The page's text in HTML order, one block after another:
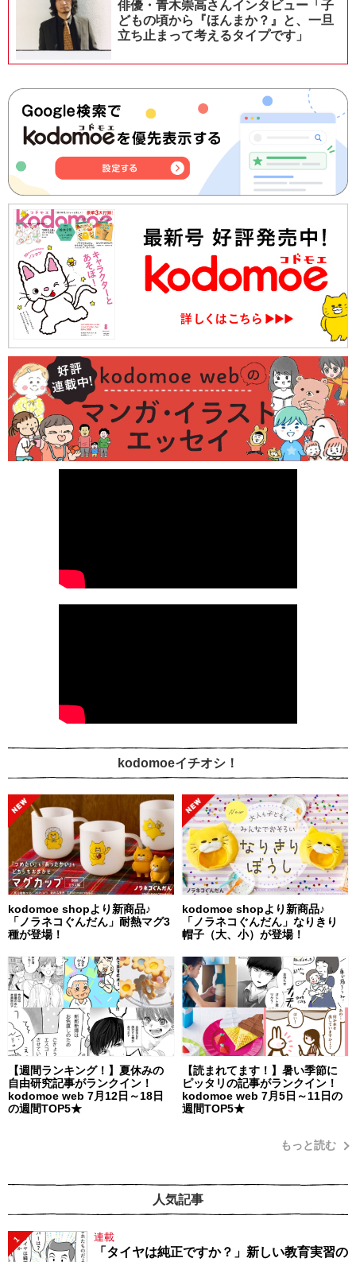
俳優・青木崇高さんインタビュー「子
どもの頃から『ほんまか？』と、一旦
立ち止まって考えるタイプです」
kodomoeイチオシ！
kodomoe shopより新商品♪
「ノラネコぐんだん」耐熱マグ3
種が登場！
kodomoe shopより新商品♪
「ノラネコぐんだん」なりきり
帽子（大、小）が登場！
【週間ランキング！】夏休みの
自由研究記事がランクイン！
kodomoe web 7月12日～18日
の週間TOP5★
【読まれてます！】暑い季節に
ピッタリの記事がランクイン！
kodomoe web 7月5日～11日の
週間TOP5★
もっと読む
人気記事
1 連載
「タイヤは純正ですか？」新しい教育実習の